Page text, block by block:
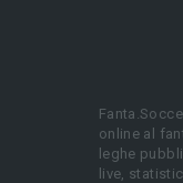
online al
leghe
live,